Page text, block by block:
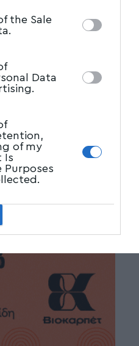
disclose it to
the Sale
Data
of my
Is
επίσημο κανάλι
Youtube